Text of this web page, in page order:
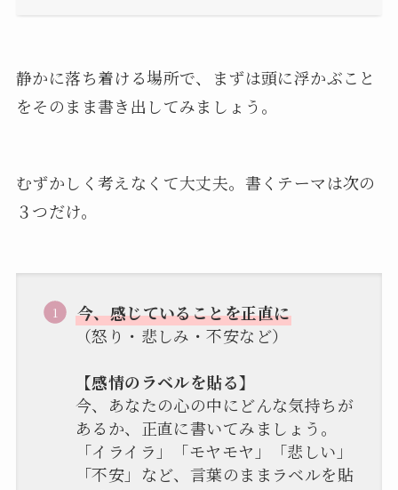
静かに落ち着ける場所で、まずは頭に浮かぶこと
をそのまま書き出してみましょう。
むずかしく考えなくて大丈夫。書くテーマは次の
３つだけ。
今、感じていることを正直に
（怒り・悲しみ・不安など）
【感情のラベルを貼る】
今、あなたの心の中にどんな気持ちが
あるか、正直に書いてみましょう。
「イライラ」「モヤモヤ」「悲しい」
「不安」など、言葉のままラベルを貼